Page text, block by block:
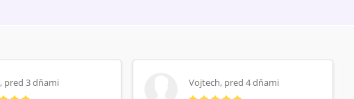
, pred 3 dňami Vojtech, pred 4 dňami